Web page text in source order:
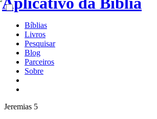
Bíblias
Livros
Pesquisar
Blog
Parceiros
Sobre
Jeremias 5